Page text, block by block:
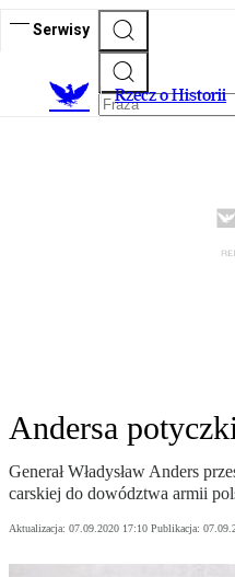
Serwisy
Rzecz o Historii
Andersa
Generał Władysław Anders
carskiej do dowództwa armii
Aktualizacja: 07.09.2020 17:10 Publikacja: